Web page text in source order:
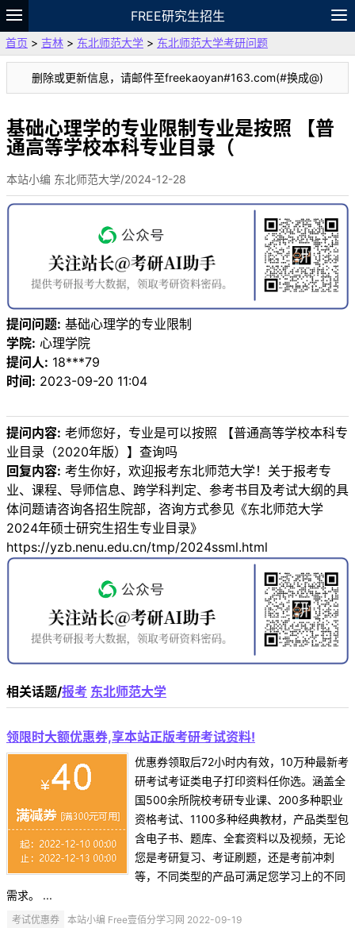
FREE研究生招生
题库
故事 专题 APP 笔记
论坛
VIP
资料
首页 > 吉林 > 东北师范大学 > 东北师范大学考研问题
删除或更新信息，请邮件至freekaoyan#163.com(#换成@)
基础心理学的专业限制专业是按照 【普
通高等学校本科专业目录（
本站小编 东北师范大学/2024-12-28
提问问题: 基础心理学的专业限制
学院: 心理学院
提问人: 18***79
时间: 2023-09-20 11:04
提问内容: 老师您好，专业是可以按照 【普通高等学校本科专
业目录（2020年版）】查询吗
回复内容: 考生你好，欢迎报考东北师范大学！关于报考专
业、课程、导师信息、跨学科判定、参考书目及考试大纲的具
体问题请咨询各招生院部，咨询方式参见《东北师范大学
2024年硕士研究生招生专业目录》
https://yzb.nenu.edu.cn/tmp/2024ssml.html
相关话题/报考 东北师范大学
领限时大额优惠券,享本站正版考研考试资料!
优惠券领取后72小时内有效，10万种最新考
研考试考证类电子打印资料任你选。涵盖全
国500余所院校考研专业课、200多种职业
资格考试、1100多种经典教材，产品类型包
含电子书、题库、全套资料以及视频，无论
您是考研复习、考证刷题，还是考前冲刺
等，不同类型的产品可满足您学习上的不同
需求。 ...
考试优惠券 本站小编 Free壹佰分学习网 2022-09-19